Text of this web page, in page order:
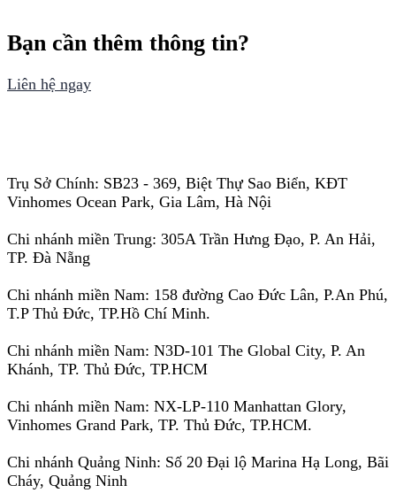
Bạn cần thêm thông tin?
Liên hệ ngay
Trụ Sở Chính: SB23 - 369, Biệt Thự Sao Biển, KĐT
Vinhomes Ocean Park, Gia Lâm, Hà Nội
Chi nhánh miền Trung: 305A Trần Hưng Đạo, P. An Hải,
TP. Đà Nẵng
Chi nhánh miền Nam: 158 đường Cao Đức Lân, P.An Phú,
T.P Thủ Đức, TP.Hồ Chí Minh.
Chi nhánh miền Nam: N3D-101 The Global City, P. An
Khánh, TP. Thủ Đức, TP.HCM
Chi nhánh miền Nam: NX-LP-110 Manhattan Glory,
Vinhomes Grand Park, TP. Thủ Đức, TP.HCM.
Chi nhánh Quảng Ninh: Số 20 Đại lộ Marina Hạ Long, Bãi
Cháy, Quảng Ninh